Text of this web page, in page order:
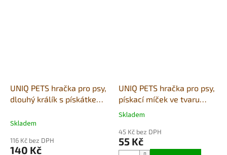
UNIQ PETS hračka pro psy,
dlouhý králík s pískátkem
Skladem
116 Kč bez DPH
140 Kč
UNIQ PETS hračka pro psy,
pískací míček ve tvaru
kačenky 6cm
Průměrné
produktu
je
Skladem
45 Kč bez DPH
55 Kč